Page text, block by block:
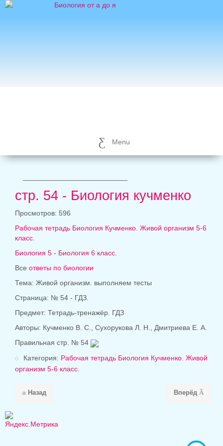
Menu
стр. 54 - Биология кучменко
Просмотров: 596
Рабочая тетрадь Биология Кучменко. Живой организм 5-6
класс.
Биология 5 - Биология 6 класс.
Все ответы по биологии
Тема: Живой организм. выполняем тесты
Страница: № 54 - ГДЗ.
Предмет: Тетрадь-тренажёр. ГДЗ
Авторы: Кучменко B. C., Сухорукова Л. Н., Дмитриева Е. А.
Правильная стр. № 54
Категория: Рабочая тетрадь Биология Кучменко. Живой
организм 5-6 класс.
Назад Вперёд